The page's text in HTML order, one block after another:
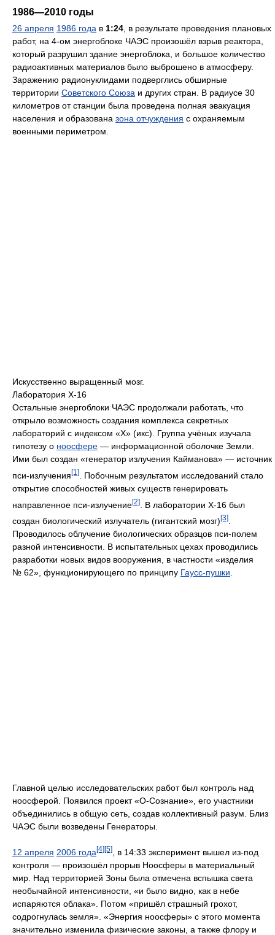
1986—2010 годы
26 апреля 1986 года в 1:24 , в результате проведения плановых
работ, на 4-ом энергоблоке ЧАЭС произошёл взрыв реактора,
который разрушил здание энергоблока, и большое количество
радиоактивных материалов было выброшено в атмосферу.
Заражению радионуклидами подверглись обширные
территории Советского Союза и других стран. В радиусе 30
километров от станции была проведена полная эвакуация
населения и образована зона отчуждения с охраняемым
военными периметром.
Искусственно выращенный мозг.
Лаборатория X-16
Остальные энергоблоки ЧАЭС продолжали работать, что
открыло возможность создания комплекса секретных
лабораторий с индексом «X» (икс). Группа учёных изучала
гипотезу о ноосфере — информационной оболочке Земли.
Ими был создан «генератор излучения Кайманова» — источник
пси-излучения[1]
. Побочным результатом исследований стало
открытие способностей живых существ генерировать
направленное пси-излучение[2]
. В лаборатории X-16 был
создан биологический излучатель (гигантский мозг) [3]
Проводилось облучение биологических образцов пси-полем
разной интенсивности. В испытательных цехах проводились
разработки новых видов вооружения, в частности «изделия
№ 62», функционирующего по принципу Гаусс-пушки
Главной целью исследовательских работ был контроль над
ноосферой. Появился проект «О-Сознание», его участники
объединились в общую сеть, создав коллективный разум. Близ
ЧАЭС были возведены Генераторы.
12 апреля 2006 года[4][5]
, в 14:33 эксперимент вышел из-под
контроля — произошёл прорыв Ноосферы в материальный
мир. Над территорией Зоны была отмечена вспышка света
необычайной интенсивности, «и было видно, как в небе
испаряются облака». Потом «пришёл страшный грохот,
содрогнулась земля». «Энергия ноосферы» с этого момента
значительно изменила физические законы, а также флору и